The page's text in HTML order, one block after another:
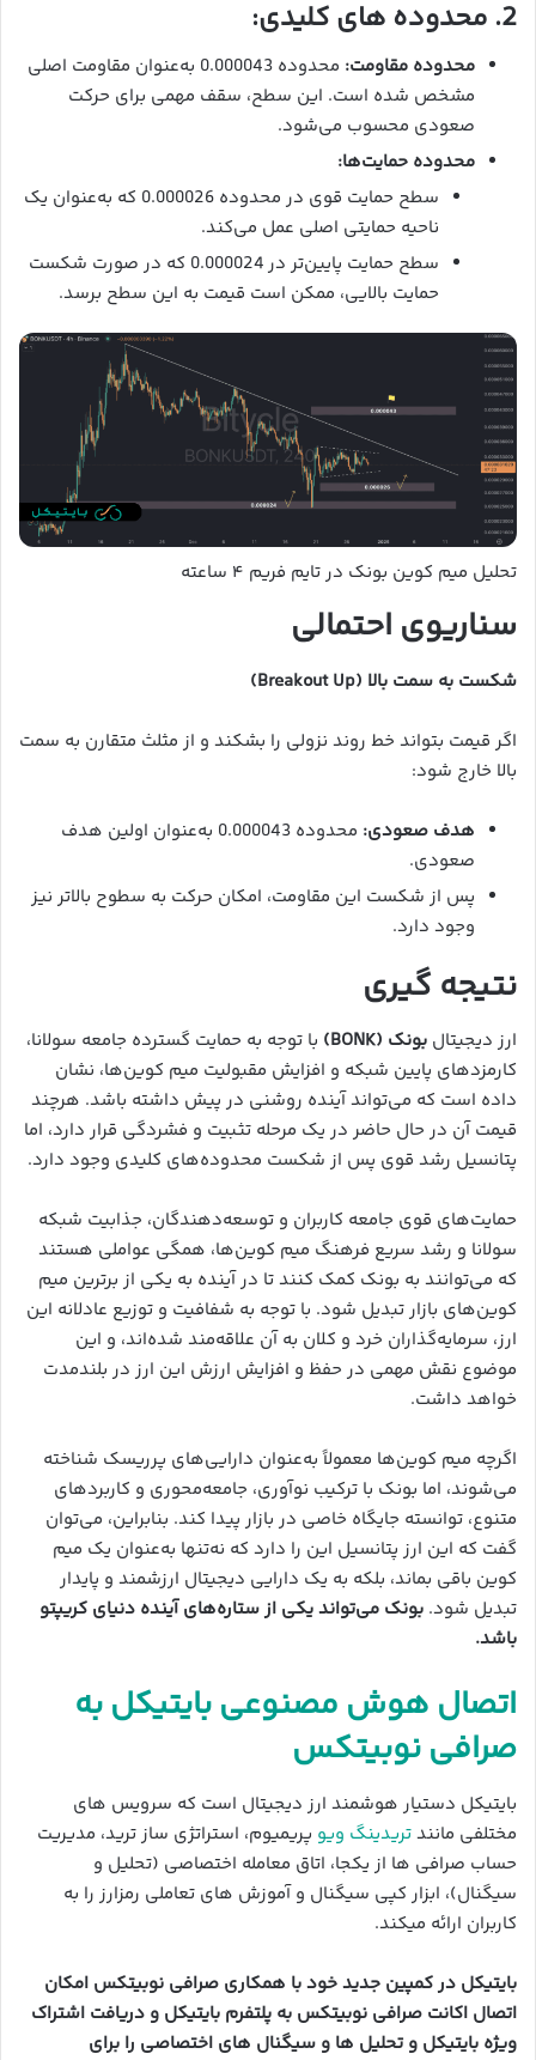
2. محدوده های کلیدی:
محدوده مقاومت:
محدوده 0.000043 به‌عنوان مقاومت اصلی
مشخص شده است. این سطح، سقف مهمی برای حرکت
صعودی محسوب می‌شود.
محدوده حمایت‌ها:
سطح حمایت قوی در محدوده 0.000026 که به‌عنوان یک
ناحیه حمایتی اصلی عمل می‌کند.
سطح حمایت پایین‌تر در 0.000024 که در صورت شکست
حمایت بالایی، ممکن است قیمت به این سطح برسد.
تحلیل میم کوین بونک در تایم فریم ۴ ساعته
سناریوی احتمالی
شکست به سمت بالا (Breakout Up)
اگر قیمت بتواند خط روند نزولی را بشکند و از مثلث متقارن به سمت
بالا خارج شود:
هدف صعودی:
محدوده 0.000043 به‌عنوان اولین هدف
صعودی.
پس از شکست این مقاومت، امکان حرکت به سطوح بالاتر نیز
وجود دارد.
نتیجه گیری
ارز دیجیتال بونک (BONK)
با توجه به حمایت گسترده جامعه سولانا،
کارمزدهای پایین شبکه و افزایش مقبولیت میم کوین‌ها، نشان
داده است که می‌تواند آینده روشنی در پیش داشته باشد. هرچند
قیمت آن در حال حاضر در یک مرحله تثبیت و فشردگی قرار دارد، اما
پتانسیل رشد قوی پس از شکست محدوده‌های کلیدی وجود دارد.
حمایت‌های قوی جامعه کاربران و توسعه‌دهندگان، جذابیت شبکه
سولانا و رشد سریع فرهنگ میم کوین‌ها، همگی عواملی هستند
که می‌توانند به بونک کمک کنند تا در آینده به یکی از برترین میم
کوین‌های بازار تبدیل شود. با توجه به شفافیت و توزیع عادلانه این
ارز، سرمایه‌گذاران خرد و کلان به آن علاقه‌مند شده‌اند، و این
موضوع نقش مهمی در حفظ و افزایش ارزش این ارز در بلندمدت
خواهد داشت.
اگرچه میم کوین‌ها معمولاً به‌عنوان دارایی‌های پرریسک شناخته
می‌شوند، اما بونک با ترکیب نوآوری، جامعه‌محوری و کاربردهای
متنوع، توانسته جایگاه خاصی در بازار پیدا کند. بنابراین، می‌توان
گفت که این ارز پتانسیل این را دارد که نه‌تنها به‌عنوان یک میم
کوین باقی بماند، بلکه به یک دارایی دیجیتال ارزشمند و پایدار
تبدیل شود. بونک می‌تواند یکی از ستاره‌های آینده دنیای کریپتو
باشد.
اتصال هوش مصنوعی بایتیکل به
صرافی نوبیتکس
بایتیکل دستیار هوشمند ارز دیجیتال است که سرویس های
مختلفی مانندتریدینگ ویو پریمیوم، استراتژی ساز ترید، مدیریت
حساب صرافی ها از یکجا، اتاق معامله اختصاصی (تحلیل و
سیگنال)، ابزار کپی سیگنال و آموزش های تعاملی رمزارز را به
کاربران ارائه میکند.
بایتیکل در کمپین جدید خود با همکاری صرافی نوبیتکس امکان
اتصال اکانت صرافی نوبیتکس به پلتفرم بایتیکل و دریافت اشتراک
ویژه بایتیکل و تحلیل ها و سیگنال های اختصاصی را برای